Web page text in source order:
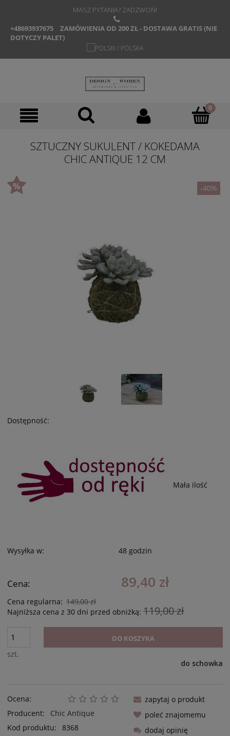
MASZ PYTANIA? ZADZWOŃ!
+48693937675
ZAMÓWIENIA OD 200 ZŁ - DOSTAWA GRATIS (NIE
DOTYCZY PALET)
SZTUCZNY SUKULENT / KOKEDAMA
CHIC ANTIQUE 12 CM
-40%
Dostępność:
Mała ilość
Wysyłka w: 48 godzin
Cena: 89,40 zł
Cena regularna: 149,00 zł
Najniższa cena z 30 dni przed obniżką: 119,00 zł
szt.
DO KOSZYKA
do schowka
Ocena:
Producent:
Chic Antique
Kod produktu:
8368
zapytaj o produkt
poleć znajomemu
dodaj opinię